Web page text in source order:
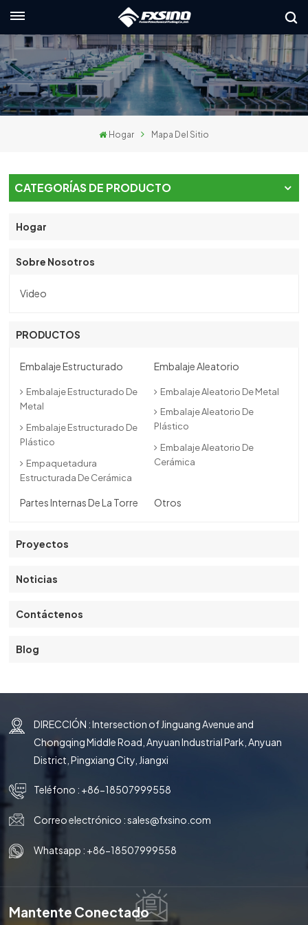
本語
Hogar Mapa Del Sitio
CATEGORÍAS DE PRODUCTO
Hogar
Sobre Nosotros
Video
PRODUCTOS
Embalaje Estructurado
Embalaje Estructurado De
Metal
Embalaje Estructurado De
Plástico
Empaquetadura
Estructurada De Cerámica
Embalaje Aleatorio
Embalaje Aleatorio De Metal
Embalaje Aleatorio De
Plástico
Embalaje Aleatorio De
Cerámica
Partes Internas De La Torre Otros
Proyectos
Noticias
Contáctenos
Blog
DIRECCIÓN : Intersection of Jinguang Avenue and
Chongqing Middle Road, Anyuan Industrial Park, Anyuan
District, Pingxiang City, Jiangxi
Teléfono : +86-18507999558
Correo electrónico :sales@fxsino.com
Whatsapp : +86-18507999558
Mantente Conectado